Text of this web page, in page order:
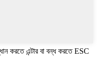
করতে এন্টার বা বন্ধ করতে ESC